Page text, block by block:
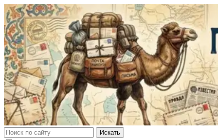
Искать